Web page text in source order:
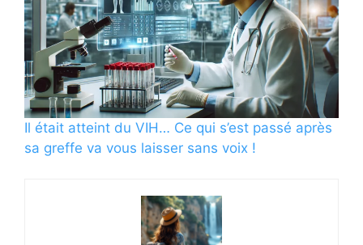
Il était atteint du VIH… Ce qui s’est passé après
sa greffe va vous laisser sans voix !